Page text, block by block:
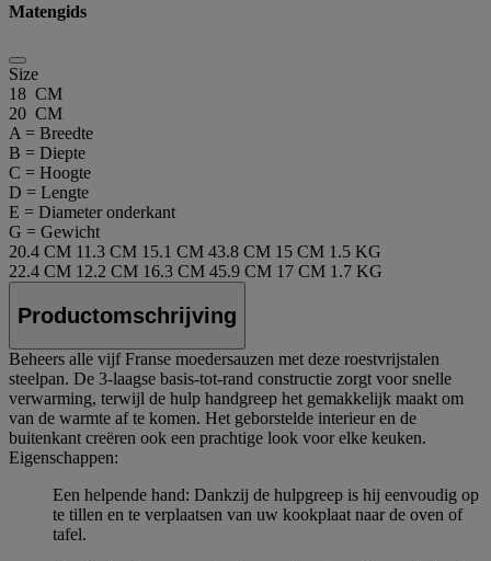
Matengids
Size
18 CM
20 CM
A = Breedte
B = Diepte
C = Hoogte
D = Lengte
E = Diameter onderkant
G = Gewicht
20.4 CM 11.3 CM 15.1 CM 43.8 CM 15 CM 1.5 KG
22.4 CM 12.2 CM 16.3 CM 45.9 CM 17 CM 1.7 KG
Productomschrijving
Beheers alle vijf Franse moedersauzen met deze roestvrijstalen
steelpan. De 3-laagse basis-tot-rand constructie zorgt voor snelle
verwarming, terwijl de hulp handgreep het gemakkelijk maakt om
van de warmte af te komen. Het geborstelde interieur en de
buitenkant creëren ook een prachtige look voor elke keuken.
Eigenschappen:
Een helpende hand: Dankzij de hulpgreep is hij eenvoudig op
te tillen en te verplaatsen van uw kookplaat naar de oven of
tafel.